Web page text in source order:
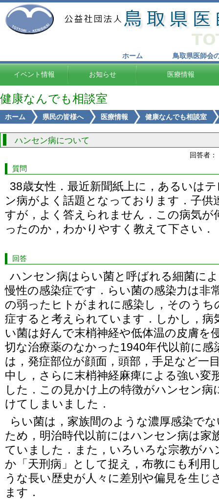
ホーム 鳥取県医師会
イベント情報 お知らせ 医療情報
健康なんでも相談室
ホーム 県民の皆様へ 医療情報 健康なんでも相談室
ハンセン病について
回答者
質問
38歳女性．最近新聞紙上に，あるいは
ン病がよく話題となっております．子供
すが，よく答えられません．この病気が
ったのか，わかりやすく教えて下さい．
回答
ハンセン病はらい菌と呼ばれる細菌に
慢性の感染症です．らい菌の感染力は非
の弱ったヒトがまれに感染し，そのうち
症すると考えられています．しかし，病
い菌は好んで末梢神経や低体温の皮膚を
切な治療薬のなかった1940年代以前に感
は，発症部位が顔面，頭部，手足など一
中し，さらに末梢神経麻痺による強い変
した．この見かけ上の特徴がハンセン病
けてしまいました．
らい菌は，家族間のような濃厚感染で
ため，明治時代以前にはハンセン病は家
ていました．また，いろいろな宗教がハ
か「天刑病」として捉え，布教にも利用
うな長い歴史が人々に差別や偏見を生じ
ます．